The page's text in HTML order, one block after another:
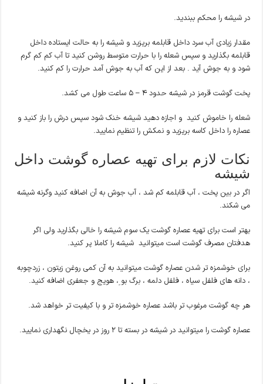
در شیشه را محکم ببندید.
مقدار زیادی آب سرد داخل قابلمه بریزید و شیشه را به حالت ایستاده داخل
قابلمه بگذارید و سپس شعله را با حرارت متوسط روشن کنید تا آب کم کم گرم
شود و به جوش آید . بعد از این که آب به جوش آمد حرارت را کم کنید.
پخت گوشت قرمز در شیشه حدود 4 – 5 ساعت طول می کشد.
شعله را خاموش کنید و اجازه دهید شیشه خنک شود سپس درش را باز کنید و
عصاره را داخل کاسه بریزید و نمکش را تنظیم نمایید.
نکات لازم برای تهیه عصاره گوشت داخل
شیشه
اگر در بین پخت ، آب قابلمه کم شد ، آب جوش به آن اضافه کنید وگرنه شیشه
می شکند.
بهتر است برای تهیه عصاره گوشت یک سوم شیشه را خالی بگذارید ولی اگر
هدفتان مصرف گوشت است میتوانید شیشه را کاملا پر کنید.
برای خوشمزه تر شدن عصاره گوشت میتوانید به آن کمی روغن زیتون ، زردچوبه
، دانه های فلفل سیاه ، فلفل دلمه ، برگ بو ِ، هویج و جعفری اضافه کنید.
هر چه گوشت مرغوب تر باشد عصاره خوشمزه تر و با کیفیت تر خواهد شد.
عصاره گوشت را میتوانید در شیشه در بسته تا 2 روز در یخچال نگهداری نمایید.